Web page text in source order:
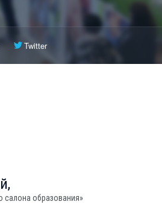
Twitter
образования»